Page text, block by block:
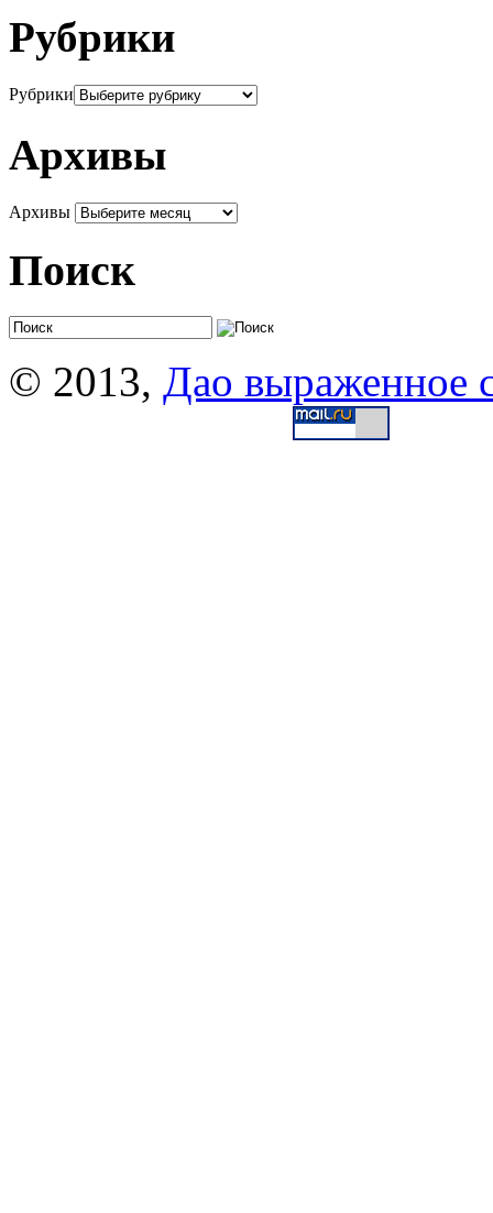
Рубрики
Рубрики
Архивы
Архивы
Поиск
© 2013, Дао выраженное